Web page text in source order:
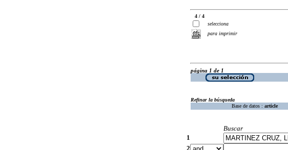
4 / 4
selecciona
para imprimir
página 1 de 1
Refinar la búsqueda
Base de datos : article
Buscar
1
2